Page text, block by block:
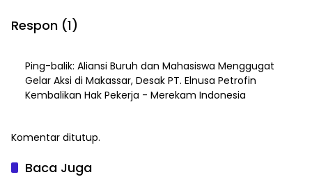
Respon (1)
Ping-balik: Aliansi Buruh dan Mahasiswa Menggugat
Gelar Aksi di Makassar, Desak PT. Elnusa Petrofin
Kembalikan Hak Pekerja - Merekam Indonesia
Komentar ditutup.
Baca Juga